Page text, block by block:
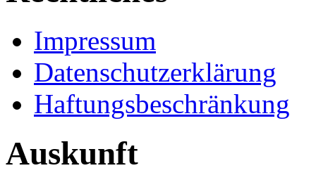
Impressum
Datenschutzerklärung
Haftungsbeschränkung
Auskunft